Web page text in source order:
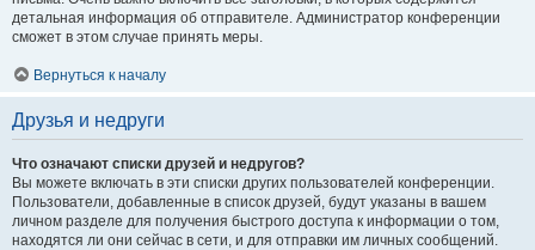
детальная информация об отправителе. Администратор конференции
сможет в этом случае принять меры.
Вернуться к началу
Друзья и недруги
Что означают списки друзей и недругов?
Вы можете включать в эти списки других пользователей конференции.
Пользователи, добавленные в список друзей, будут указаны в вашем
личном разделе для получения быстрого доступа к информации о том,
находятся ли они сейчас в сети, и для отправки им личных сообщений.